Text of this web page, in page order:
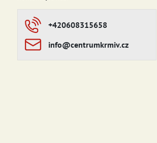
+420608315658
info​​@centrumkrmiv​​.cz